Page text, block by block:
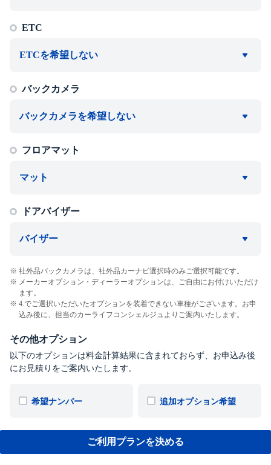
ETC
ETCを希望しない
バックカメラ
バックカメラを希望しない
フロアマット
マット
ドアバイザー
バイザー
社外品バックカメラは、社外品カーナビ選択時のみご選択可能です。
メーカーオプション・ディーラーオプションは、ご自由にお付けいただけ
ます。
4.でご選択いただいたオプションを装着できない車種がございます。お申
込み後に、担当のカーライフコンシェルジュよりご案内いたします。
その他オプション
以下のオプションは料金計算結果に含まれておらず、お申込み後
にお見積りをご案内いたします。
希望ナンバー 追加オプション希望
ご利用プランを決める